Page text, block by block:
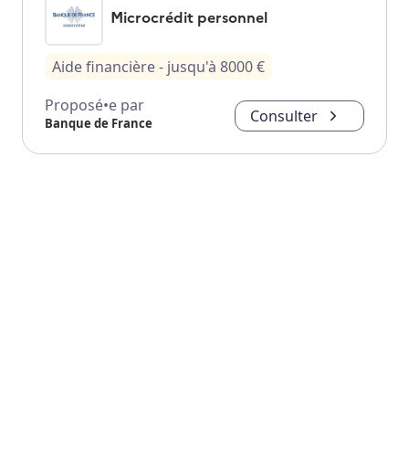
Microcrédit personnel
Aide financière- jusqu'à 8000€
Proposé•e par
Banque de France Consulter